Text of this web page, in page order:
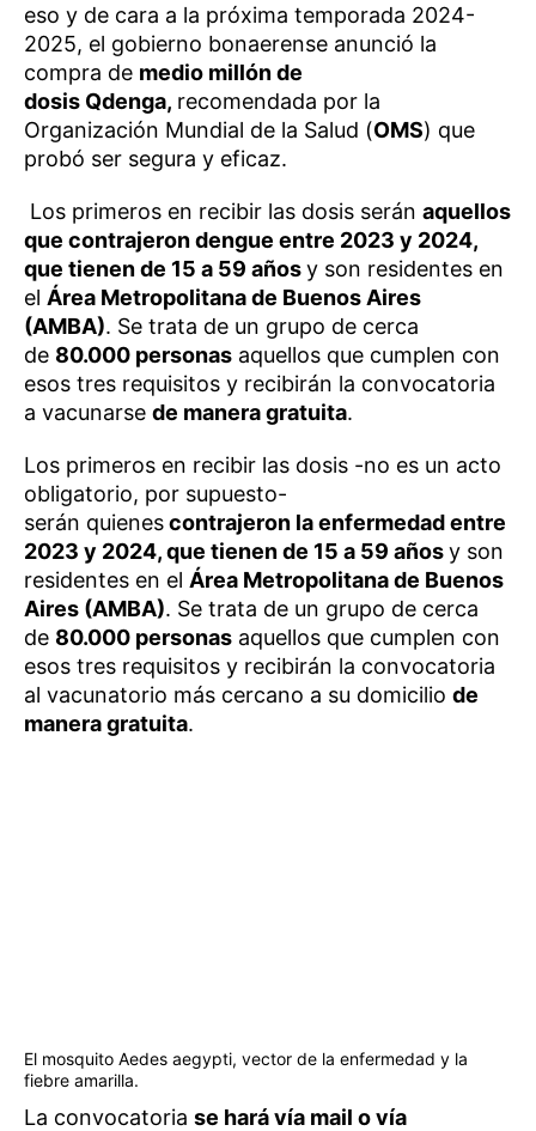
eso y de cara a la próxima temporada 2024-
2025, el gobierno bonaerense anunció la
compra de medio millón de
dosis Qdenga, recomendada por la
Organización Mundial de la Salud (OMS) que
probó ser segura y eficaz.
Los primeros en recibir las dosis serán aquellos
que contrajeron dengue entre 2023 y 2024,
que tienen de 15 a 59 añosy son residentes en
el Área Metropolitana de Buenos Aires
(AMBA). Se trata de un grupo de cerca
de 80.000 personas aquellos que cumplen con
esos tres requisitos y recibirán la convocatoria
a vacunarse de manera gratuita.
Los primeros en recibir las dosis -no es un acto
obligatorio, por supuesto-
serán quienescontrajeron la enfermedad entre
2023 y 2024, que tienen de 15 a 59 añosy son
residentes en el Área Metropolitana de Buenos
Aires (AMBA). Se trata de un grupo de cerca
de 80.000 personas aquellos que cumplen con
esos tres requisitos y recibirán la convocatoria
al vacunatorio más cercano a su domicilio de
manera gratuita.
El mosquito Aedes aegypti, vector de la enfermedad y la
fiebre amarilla.
La convocatoria se hará vía mail o vía